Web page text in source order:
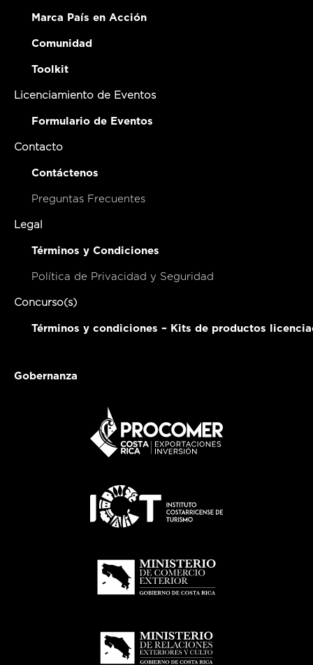
Marca País en Acción
Comunidad
Toolkit
Licenciamiento de Eventos
Formulario de Eventos
Contacto
Contáctenos
Preguntas Frecuentes
Legal
Términos y Condiciones
Política de Privacidad y Seguridad
Concurso(s)
Términos y condiciones – Kits de productos
Gobernanza